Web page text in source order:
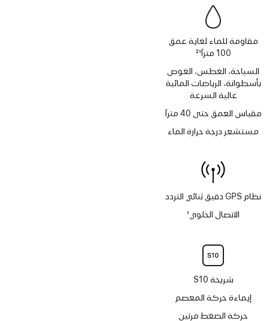
مقاومة للماء لغاية عمق
100 متراً
21
السباحة، الغطس، الغوص
بأسطوانة، الرياضات المائية
عالية السرعة
مقياس العمق حتى 40 متراً
مستشعر درجة حرارة الماء
نظام GPS دقيق ثنائي التردد
الاتصال الخلوي 1
شريحة S10
إيماءة حركة المعصم
حركة الضغط مرتين